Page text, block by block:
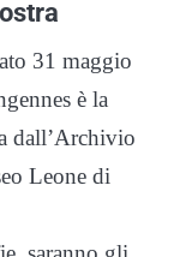
31 maggio
è la
dall’Archivio
Leone di